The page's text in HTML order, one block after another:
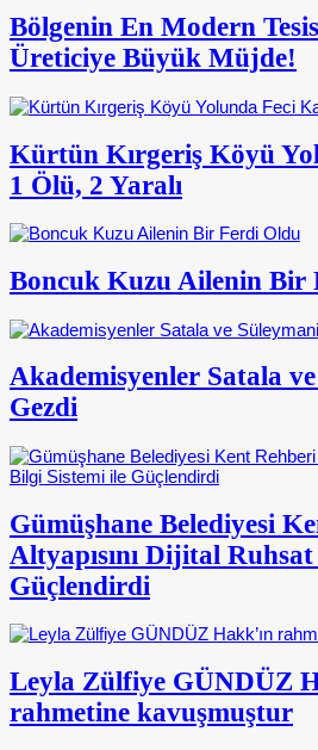
Bölgenin En Modern
Üreticiye Büyük Müjde!
Kürtün Kırgeriş Köyü
1 Ölü, 2 Yaralı
Boncuk Kuzu Ailenin Bir
Akademisyenler Satala
Gezdi
Gümüşhane Belediyesi
Altyapısını Dijital
Güçlendirdi
Leyla Zülfiye GÜNDÜZ
rahmetine kavuşmuştur